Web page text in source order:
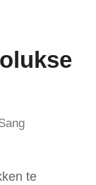
te